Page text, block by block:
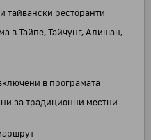
тайвански ресторанти
в Тайпе, Тайчунг, Алишан,
в програмата
за традиционни местни